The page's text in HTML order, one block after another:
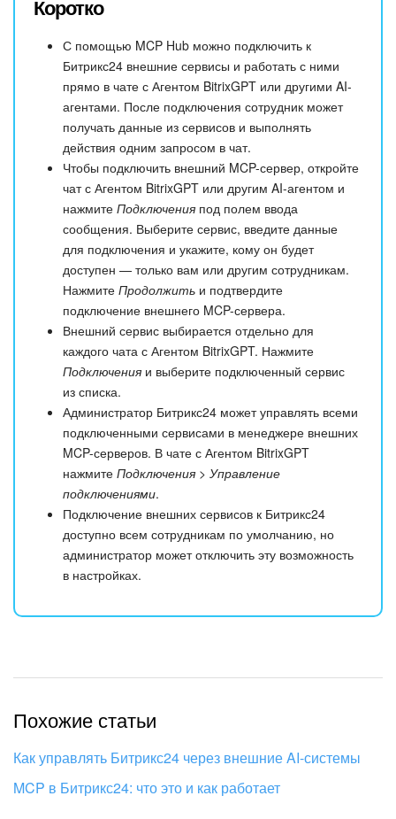
Коротко
С помощью MCP Hub можно подключить к
Битрикс24 внешние сервисы и работать с ними
прямо в чате с Агентом BitrixGPT или другими AI-
агентами. После подключения сотрудник может
получать данные из сервисов и выполнять
действия одним запросом в чат.
Чтобы подключить внешний MCP-сервер, откройте
чат с Агентом BitrixGPT или другим AI-агентом и
нажмите Подключения под полем ввода
сообщения. Выберите сервис, введите данные
для подключения и укажите, кому он будет
доступен — только вам или другим сотрудникам.
Нажмите Продолжить и подтвердите
подключение внешнего MCP-сервера.
Внешний сервис выбирается отдельно для
каждого чата с Агентом BitrixGPT. Нажмите
Подключения и выберите подключенный сервис
из списка.
Администратор Битрикс24 может управлять всеми
подключенными сервисами в менеджере внешних
MCP-серверов. В чате с Агентом BitrixGPT
нажмите Подключения > Управление
подключениями.
Подключение внешних сервисов к Битрикс24
доступно всем сотрудникам по умолчанию, но
администратор может отключить эту возможность
в настройках.
Похожие статьи
Как управлять Битрикс24 через внешние AI-системы
MCP в Битрикс24: что это и как работает